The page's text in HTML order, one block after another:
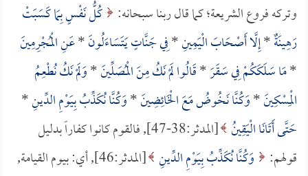
وتركه فروع الشريعة؛ كما قال ربنا سبحانه: كُلُّ نَفْسٍ بِمَا كَسَبَتْ
رَهِينَةٌ*إِلَّا أَصْحَابَ الْيَمِينِ*فِي جَنَّاتٍ يَتَسَاءَلُونَ*عَنِ الْمُجْرِمِينَ
*مَا سَلَكَكُمْ فِي سَقَرَ*قَالُوا لَمْ نَكُ مِنَ الْمُصَلِّينَ*وَلَمْ نَكُ نُطْعِمُ
الْمِسْكِينَ*وَكُنَّا نَخُوضُ مَعَ الْخَائِضِينَ*وَكُنَّا نُكَذِّبُ بِيَوْمِ الدِّينِ*
حَتَّى أَتَانَا الْيَقِينُ
[المدثر:38-47], فالقوم كانوا كفاراً بدليل
قولهم:
وَكُنَّا نُكَذِّبُ بِيَوْمِ الدِّينِ
[المدثر:46], أي: بيوم القيامة,